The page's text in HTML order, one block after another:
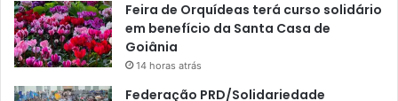
Feira de Orquídeas terá curso solidário
em benefício da Santa Casa de
Goiânia
14 horas atrás
Federação PRD/Solidariedade